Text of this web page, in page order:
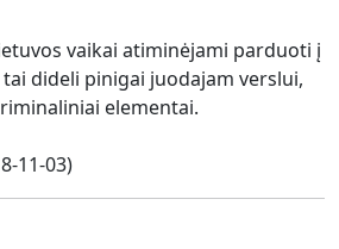
vaikai atiminėjami parduoti į
dideli pinigai juodajam verslui,
elementai.
11-03)